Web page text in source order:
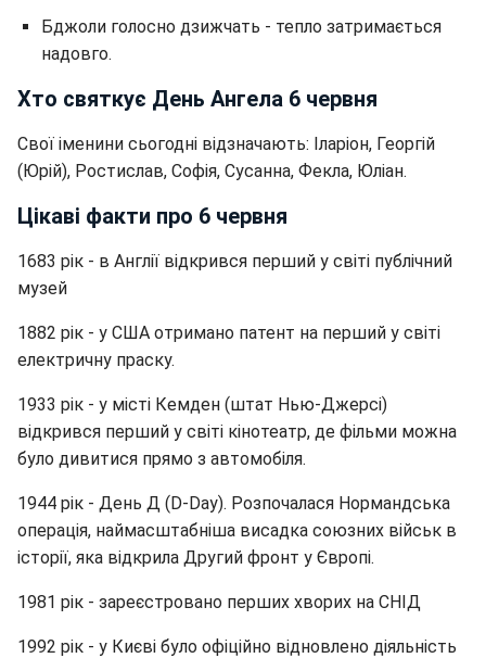
Бджоли голосно дзижчать - тепло затримається
надовго.
Хто святкує День Ангела 6 червня
Свої іменини сьогодні відзначають: Іларіон, Георгій
(Юрій), Ростислав, Софія, Сусанна, Фекла, Юліан.
Цікаві факти про 6 червня
1683 рік - в Англії відкрився перший у світі публічний
музей
1882 рік - у США отримано патент на перший у світі
електричну праску.
1933 рік - у місті Кемден (штат Нью-Джерсі)
відкрився перший у світі кінотеатр, де фільми можна
було дивитися прямо з автомобіля.
1944 рік - День Д (D-Day). Розпочалася Нормандська
операція, наймасштабніша висадка союзних військ в
історії, яка відкрила Другий фронт у Європі.
1981 рік - зареєстровано перших хворих на СНІД
1992 рік - у Києві було офіційно відновлено діяльність